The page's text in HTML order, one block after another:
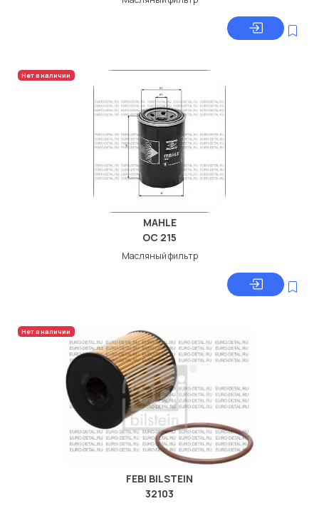
Нет в наличии
MAHLE
OC 215
Масляный фильтр
Нет в наличии
FEBI BILSTEIN
32103